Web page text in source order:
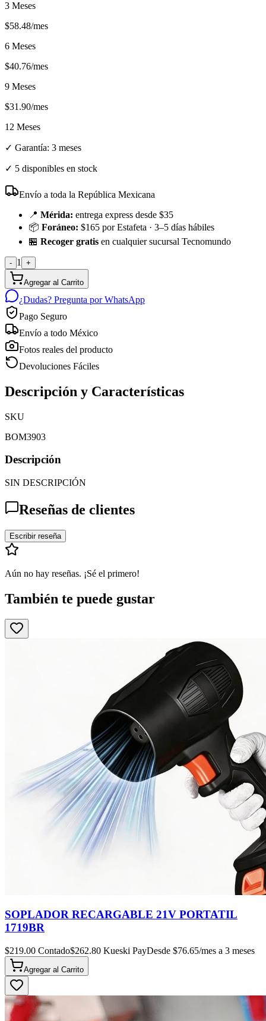
3 Meses
$58.48/mes
6 Meses
$40.76/mes
9 Meses
$31.90/mes
12 Meses
✓ Garantía: 3 meses
✓ 5 disponibles en stock
Envío a toda la República Mexicana
📍 Mérida: entrega express desde $35
📦 Foráneo: $165 por Estafeta · 3–5 días hábiles
🏪 Recoger gratis en cualquier sucursal Tecnomundo
- 1 +
Agregar al Carrito
¿Dudas? Pregunta por WhatsApp
Pago Seguro
Envío a todo México
Fotos reales del producto
Devoluciones Fáciles
Descripción y Características
SKU
BOM3903
Descripción
SIN DESCRIPCIÓN
Reseñas de clientes
Escribir reseña
Aún no hay reseñas. ¡Sé el primero!
También te puede gustar
SOPLADOR RECARGABLE 21V PORTATIL
1719BR
$219.00 Contado$262.80 Kueski PayDesde $76.65/mes a 3 meses
Agregar al Carrito